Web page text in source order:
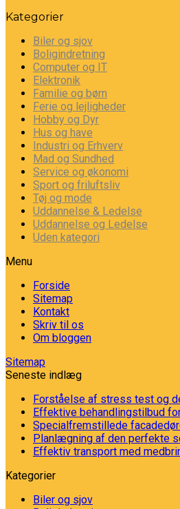
Kategorier
Biler og sjov
Boligindretning
Computer og IT
Elektronik
Familie og børn
Ferie og lejligheder
Hobby og Dyr
Hus og have
Industri og Erhverv
Mad og Sundhed
Service og økonomi
Sport og friluftsliv
Tøj og mode
Uddannelse & Ledelse
Uddannelse og Ledelse
Uden kategori
Menu
Forside
Sitemap
Kontakt
Skriv til os
Om bloggen
Sitemap
Seneste indlæg
Forståelse af stress test og
Effektive behandlingstilbud
Specialfremstillede
Planlægning af den perfekte
Effektiv transport med
Kategorier
Biler og sjov